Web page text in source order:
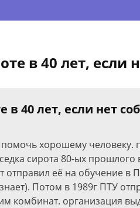
в 40 лет, если
40 лет, если нет
хорошему человеку.
сирота 80-ых прошлого
отправил её на обучение в
Потом в 1989г ПTУ
комбинат. организация